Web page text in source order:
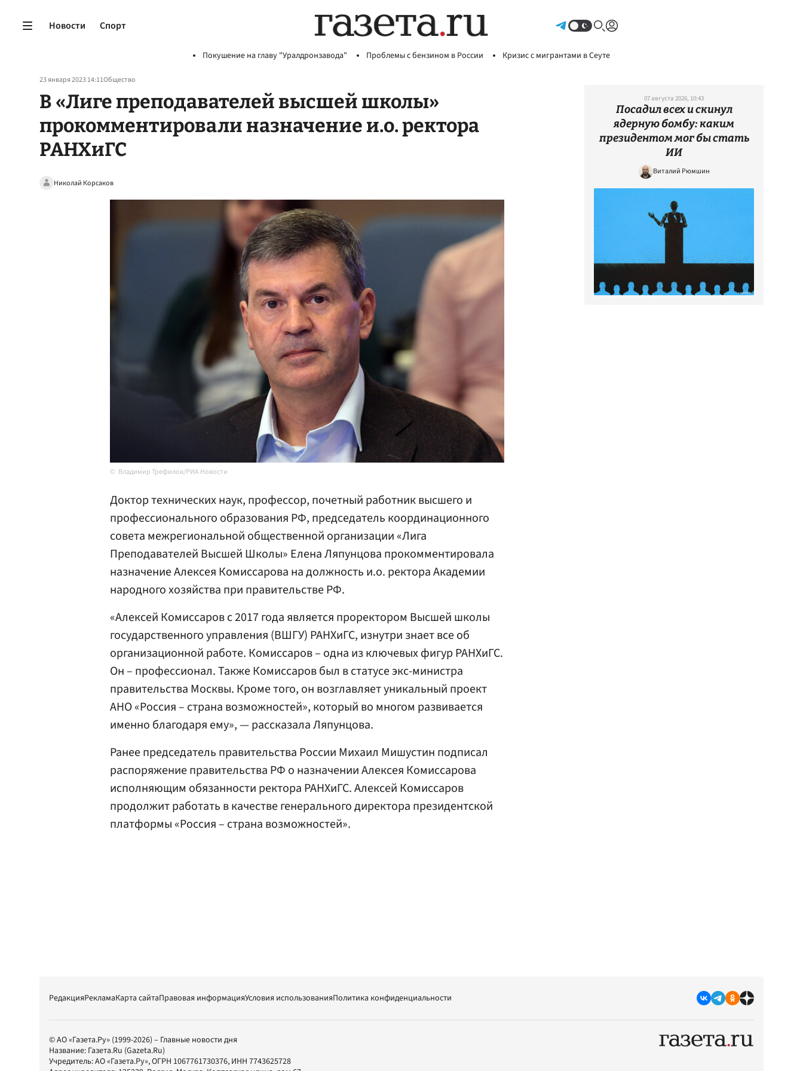
Новости Спорт
Покушение на главу "Уралдронзавода" Проблемы с бензином в России Кризис с мигрантами в Сеуте
23 января 2023 14:11Общество
В «Лиге преподавателей высшей школы»
прокомментировали назначение и.о. ректора
РАНХиГС
Николай Корсаков
Владимир Трефилов/РИА Новости
Доктор технических наук, профессор, почетный работник высшего и
профессионального образования РФ, председатель координационного
совета межрегиональной общественной организации «Лига
Преподавателей Высшей Школы» Елена Ляпунцова прокомментировала
назначение Алексея Комиссарова на должность и.о. ректора Академии
народного хозяйства при правительстве РФ.
«Алексей Комиссаров с 2017 года является проректором Высшей школы
государственного управления (ВШГУ) РАНХиГС, изнутри знает все об
организационной работе. Комиссаров – одна из ключевых фигур РАНХиГС.
Он – профессионал. Также Комиссаров был в статусе экс-министра
правительства Москвы. Кроме того, он возглавляет уникальный проект
АНО «Россия – страна возможностей», который во многом развивается
именно благодаря ему», — рассказала Ляпунцова.
Ранее председатель правительства России Михаил Мишустин подписал
распоряжение правительства РФ о назначении Алексея Комиссарова
исполняющим обязанности ректора РАНХиГС. Алексей Комиссаров
продолжит работать в качестве генерального директора президентской
платформы «Россия – страна возможностей».
07 августа 2026, 10:43
Посадил всех и скинул
ядерную бомбу: каким
президентом мог бы стать
ИИ
Виталий Рюмшин
РедакцияРекламаКарта сайтаПравовая информацияУсловия использованияПолитика конфиденциальности
© АО «Газета.Ру» (1999-2026) – Главные новости дня
Название: Газета.Ru (Gazeta.Ru)
Учредитель:АО «Газета.Ру», ОГРН 1067761730376, ИНН 7743625728